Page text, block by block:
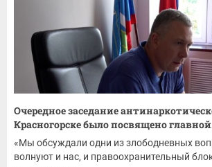
Очередное заседание
Красногорске было посвящено
«Мы обсуждали одни из злободневных
волнуют и нас, и правоохранительный